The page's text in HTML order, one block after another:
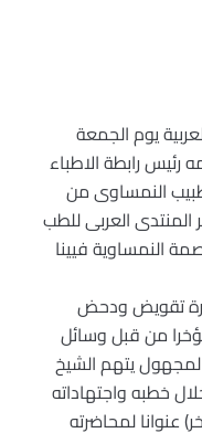
يوم الجمعة
بتنظيمه رئيس رابطة الاطباء
النمساوى من
العربى للطب
النمساوية فيينا
تقويض ودحض
من قبل وسائل
لمجهول يتهم الشيخ
خطبه واجتهاداته
عنوانا لمحاضرته